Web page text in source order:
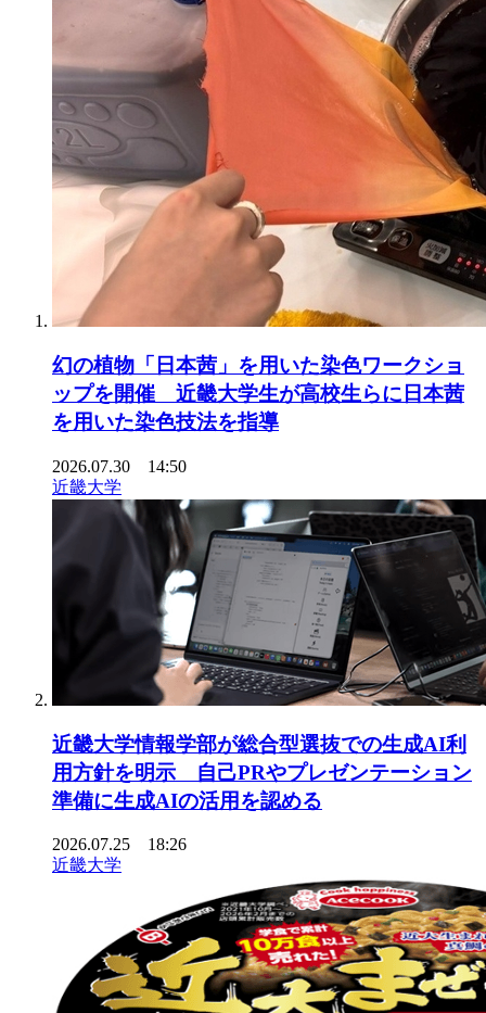
幻の植物「日本茜」を用いた染色ワークショ
ップを開催 近畿大学生が高校生らに日本茜
を用いた染色技法を指導
2026.07.30 14:50
近畿大学
近畿大学情報学部が総合型選抜での生成AI利
用方針を明示 自己PRやプレゼンテーション
準備に生成AIの活用を認める
2026.07.25 18:26
近畿大学